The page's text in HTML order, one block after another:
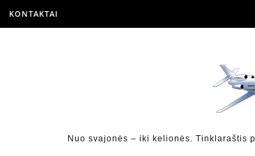
KONTAKTAI
Nuo svajonės – iki kelionės. Tinklaraštis